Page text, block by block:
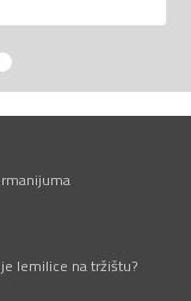
lemilice na tržištu?